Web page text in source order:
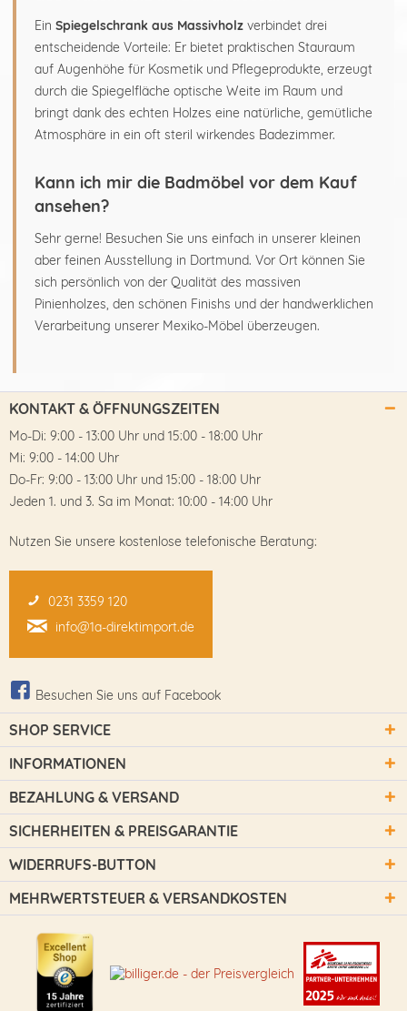
Ein Spiegelschrank aus Massivholz verbindet drei
entscheidende Vorteile: Er bietet praktischen Stauraum
auf Augenhöhe für Kosmetik und Pflegeprodukte, erzeugt
durch die Spiegelfläche optische Weite im Raum und
bringt dank des echten Holzes eine natürliche, gemütliche
Atmosphäre in ein oft steril wirkendes Badezimmer.
Kann ich mir die Badmöbel vor dem Kauf
ansehen?
Sehr gerne! Besuchen Sie uns einfach in unserer kleinen
aber feinen Ausstellung in Dortmund. Vor Ort können Sie
sich persönlich von der Qualität des massiven
Pinienholzes, den schönen Finishs und der handwerklichen
Verarbeitung unserer Mexiko-Möbel überzeugen.
KONTAKT & ÖFFNUNGSZEITEN
Mo-Di: 9:00 - 13:00 Uhr und 15:00 - 18:00 Uhr
Mi: 9:00 - 14:00 Uhr
Do-Fr: 9:00 - 13:00 Uhr und 15:00 - 18:00 Uhr
Jeden 1. und 3. Sa im Monat: 10:00 - 14:00 Uhr
Nutzen Sie unsere kostenlose telefonische Beratung:
0231 3359 120
info@1a-direktimport.de
Besuchen Sie uns auf Facebook
SHOP SERVICE
INFORMATIONEN
BEZAHLUNG & VERSAND
SICHERHEITEN & PREISGARANTIE
WIDERRUFS-BUTTON
MEHRWERTSTEUER & VERSANDKOSTEN